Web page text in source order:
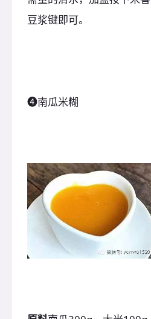
豆浆键即可。
❹南瓜米糊